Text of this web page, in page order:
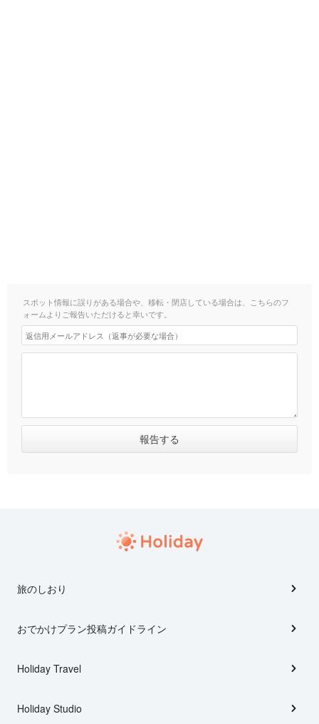
スポット情報に誤りがある場合や、移転・閉店している場合は、こちらのフ
ォームよりご報告いただけると幸いです。
旅のしおり
おでかけプラン投稿ガイドライン
Holiday Travel
Holiday Studio